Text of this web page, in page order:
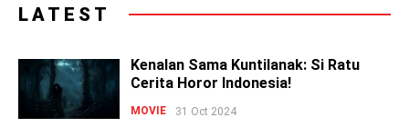
LATEST
Kenalan Sama Kuntilanak: Si Ratu
Cerita Horor Indonesia!
MOVIE 31 Oct 2024